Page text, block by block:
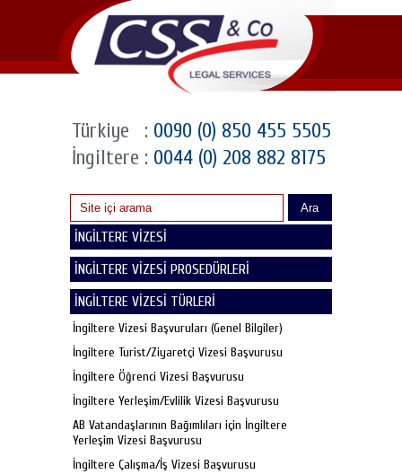
Türkiye : 0090 (0) 850 455 5505
İngiltere : 0044 (0) 208 882 8175
Ara
İNGİLTERE VİZESİ
İNGİLTERE VİZESİ PROSEDÜRLERİ
İNGİLTERE VİZESİ TÜRLERİ
İngiltere Vizesi Başvuruları (Genel Bilgiler)
İngiltere Turist/Ziyaretçi Vizesi Başvurusu
İngiltere Öğrenci Vizesi Başvurusu
İngiltere Yerleşim/Evlilik Vizesi Başvurusu
AB Vatandaşlarının Bağımlıları için İngiltere
Yerleşim Vizesi Başvurusu
İngiltere Çalışma/İş Vizesi Başvurusu